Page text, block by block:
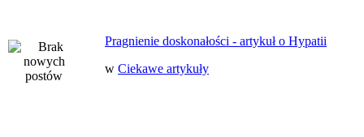
Pragnienie doskonałości - artykuł o Hypatii
w Ciekawe artykuły